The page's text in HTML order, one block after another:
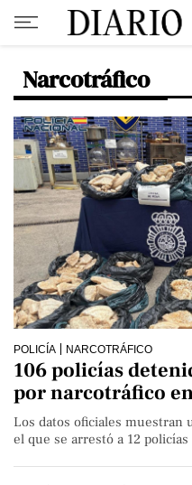
Narcotráfico
POLICÍA NARCOTRÁFICO
106 policías
por narcotráfico
Los datos oficiales
el que se arrestó a 12